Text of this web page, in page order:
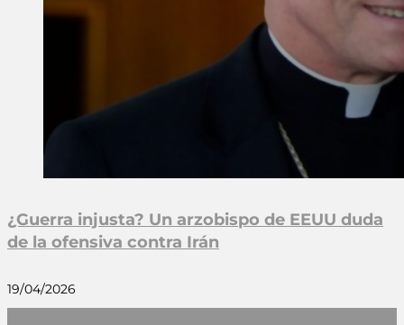
¿Guerra injusta? Un arzobispo de EEUU duda
de la ofensiva contra Irán
19/04/2026